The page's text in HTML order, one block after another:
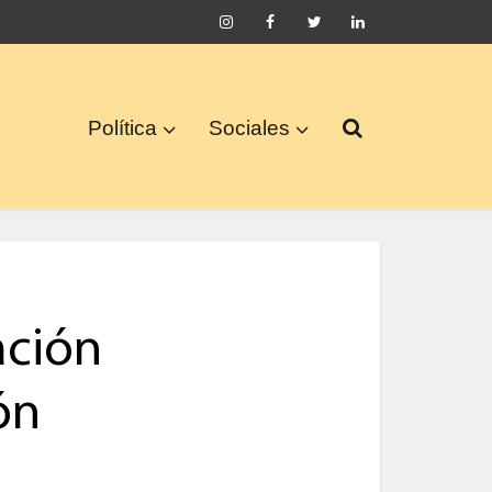
Política Sociales